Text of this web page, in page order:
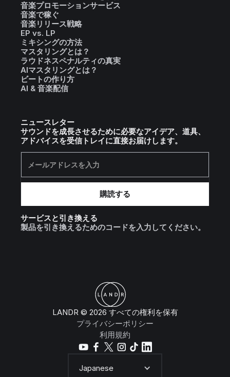
音楽プロモーションサービス
音楽で稼ぐ
音楽リリース戦略
EP vs. LP
ミキシングの方法
マスタリングとは？
ラウドネスペナルティの真実
AIマスタリングとは？
ビートの作り方
AI & 音楽配信
ニュースレター
サウンドを成長させるために必要なアイデア、道具、
アドバイスを受信トレイに直接お届けします。
サービスと引き換える
製品を引き換えるためのコードを入力してください。
LANDR © 2026 すべての権利を保有
プライバシーポリシー
利用規約
Japanese